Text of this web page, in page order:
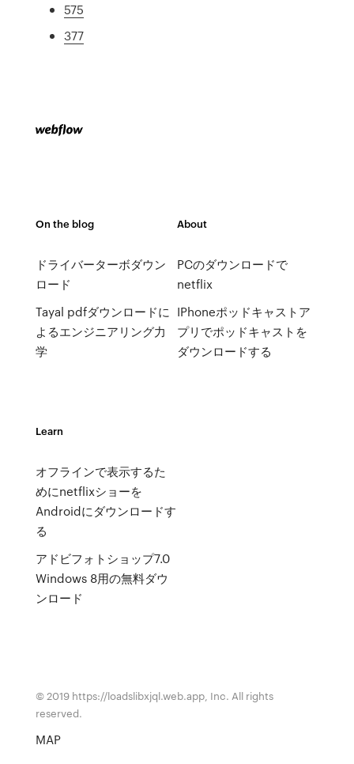
575
377
On the blog
ドライバーターボダウン
ロード
Tayal pdfダウンロードに
よるエンジニアリング力
学
About
PCのダウンロードで
netflix
IPhoneポッドキャストア
プリでポッドキャストを
ダウンロードする
Learn
オフラインで表示するた
めにnetflixショーを
Androidにダウンロードす
る
アドビフォトショップ7.0
Windows 8用の無料ダウ
ンロード
© 2019 https://loadslibxjql.web.app, Inc. All rights
reserved.
MAP